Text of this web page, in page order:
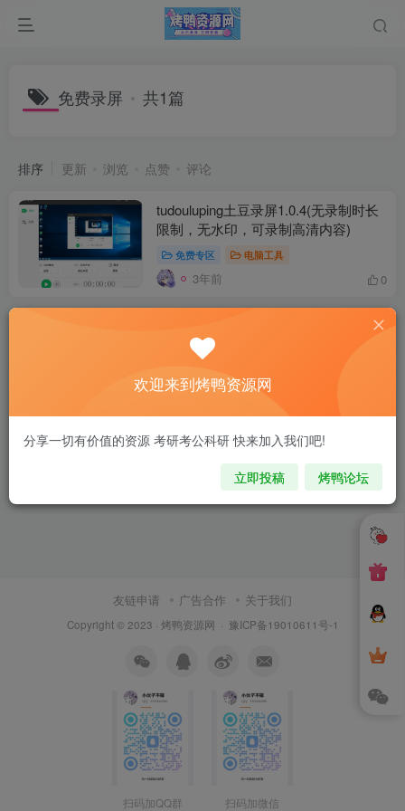
免费录屏 共1篇
排序 更新 浏览 点赞 评论
tudouluping土豆录屏1.0.4(无录制时长
限制，无水印，可录制高清内容)
免费专区 电脑工具
3年前 0
友链申请 广告合作 关于我们
Copyright © 2023 · 烤鸭资源网 · 豫ICP备19010611号-1
扫码加QQ群 扫码加微信
欢迎来到烤鸭资源网
分享一切有价值的资源 考研考公科研 快来加入我们吧!
立即投稿 烤鸭论坛